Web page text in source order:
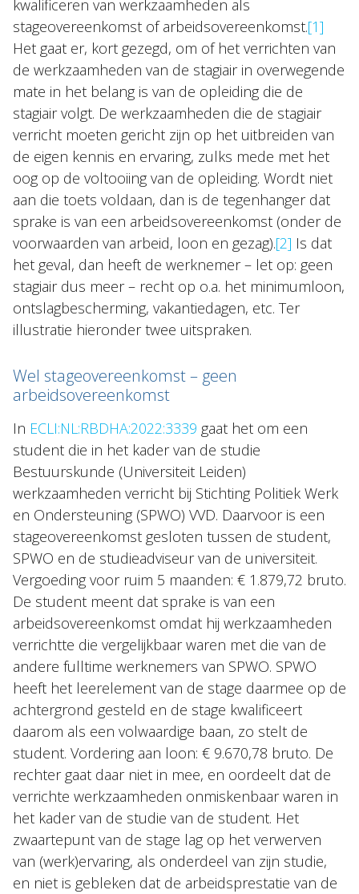
kwalificeren van werkzaamheden als
stageovereenkomst of arbeidsovereenkomst.[1]
Het gaat er, kort gezegd, om of het verrichten van
de werkzaamheden van de stagiair in overwegende
mate in het belang is van de opleiding die de
stagiair volgt. De werkzaamheden die de stagiair
verricht moeten gericht zijn op het uitbreiden van
de eigen kennis en ervaring, zulks mede met het
oog op de voltooiing van de opleiding. Wordt niet
aan die toets voldaan, dan is de tegenhanger dat
sprake is van een arbeidsovereenkomst (onder de
voorwaarden van arbeid, loon en gezag).[2] Is dat
het geval, dan heeft de werknemer – let op: geen
stagiair dus meer – recht op o.a. het minimumloon,
ontslagbescherming, vakantiedagen, etc. Ter
illustratie hieronder twee uitspraken.
Wel stageovereenkomst – geen
arbeidsovereenkomst
In ECLI:NL:RBDHA:2022:3339 gaat het om een
student die in het kader van de studie
Bestuurskunde (Universiteit Leiden)
werkzaamheden verricht bij Stichting Politiek Werk
en Ondersteuning (SPWO) VVD. Daarvoor is een
stageovereenkomst gesloten tussen de student,
SPWO en de studieadviseur van de universiteit.
Vergoeding voor ruim 5 maanden: € 1.879,72 bruto.
De student meent dat sprake is van een
arbeidsovereenkomst omdat hij werkzaamheden
verrichtte die vergelijkbaar waren met die van de
andere fulltime werknemers van SPWO. SPWO
heeft het leerelement van de stage daarmee op de
achtergrond gesteld en de stage kwalificeert
daarom als een volwaardige baan, zo stelt de
student. Vordering aan loon: € 9.670,78 bruto. De
rechter gaat daar niet in mee, en oordeelt dat de
verrichte werkzaamheden onmiskenbaar waren in
het kader van de studie van de student. Het
zwaartepunt van de stage lag op het verwerven
van (werk)ervaring, als onderdeel van zijn studie,
en niet is gebleken dat de arbeidsprestatie van de